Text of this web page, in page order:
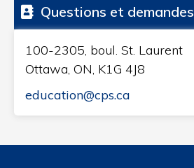
Questions et demandes
100-2305, boul. St. Laurent
Ottawa, ON, K1G 4J8
education@cps.ca